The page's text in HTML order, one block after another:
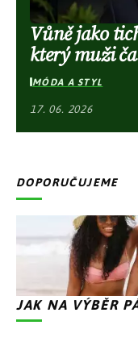
Vůně jako
který muži
MÓDA A STYL
17. 06. 2026
DOPORUČUJEME
JAK NA VÝBĚR